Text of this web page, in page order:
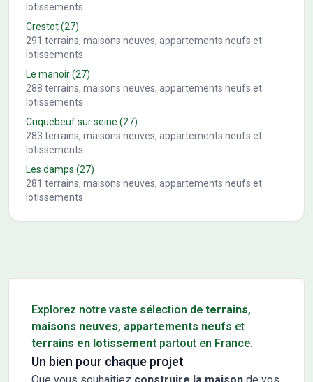
lotissements
Crestot(27)
291 terrains, maisons neuves, appartements neufs et
lotissements
Le manoir(27)
288 terrains, maisons neuves, appartements neufs et
lotissements
Criquebeuf sur seine (27)
283 terrains, maisons neuves, appartements neufs et
lotissements
Les damps (27)
281 terrains, maisons neuves, appartements neufs et
lotissements
Explorez notre vaste sélection de terrains,
maisons neuves, appartements neufs et
terrains en lotissement partout en France.
Un bien pour chaque projet
Que vous souhaitiez construire la maison de vos